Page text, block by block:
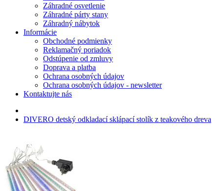
Záhradné osvetlenie
Záhradné párty stany
Záhradný nábytok
Informácie
Obchodné podmienky
Reklamačný poriadok
Odstúpenie od zmluvy
Doprava a platba
Ochrana osobných údajov
Ochrana osobných údajov - newsletter
Kontaktujte nás
DIVERO detský odkladací sklápací stolík z teakového dreva